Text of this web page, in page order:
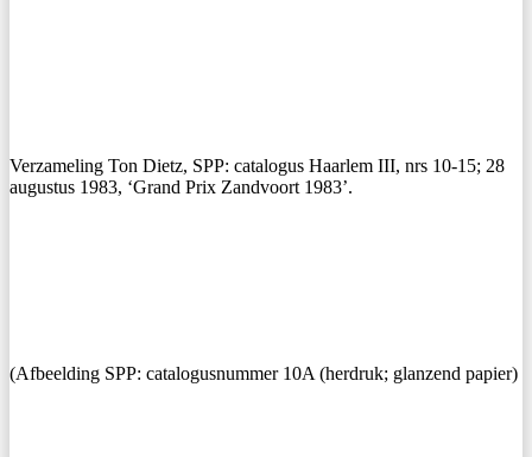
Verzameling Ton Dietz, SPP: catalogus Haarlem III, nrs 10-15; 28
augustus 1983, ‘Grand Prix Zandvoort 1983’.
(Afbeelding SPP: catalogusnummer 10A (herdruk; glanzend papier)